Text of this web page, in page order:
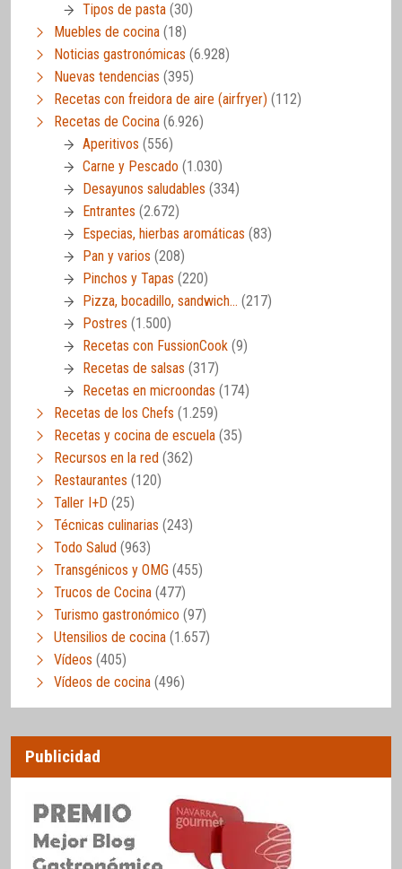
Tipos de pasta (30)
Muebles de cocina (18)
Noticias gastronómicas (6.928)
Nuevas tendencias (395)
Recetas con freidora de aire (airfryer) (112)
Recetas de Cocina (6.926)
Aperitivos (556)
Carne y Pescado (1.030)
Desayunos saludables (334)
Entrantes (2.672)
Especias, hierbas aromáticas (83)
Pan y varios (208)
Pinchos y Tapas (220)
Pizza, bocadillo, sandwich… (217)
Postres (1.500)
Recetas con FussionCook (9)
Recetas de salsas (317)
Recetas en microondas (174)
Recetas de los Chefs (1.259)
Recetas y cocina de escuela (35)
Recursos en la red (362)
Restaurantes (120)
Taller I+D (25)
Técnicas culinarias (243)
Todo Salud (963)
Transgénicos y OMG (455)
Trucos de Cocina (477)
Turismo gastronómico (97)
Utensilios de cocina (1.657)
Vídeos (405)
Vídeos de cocina (496)
Publicidad